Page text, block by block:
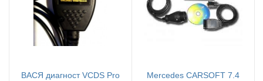
ВАСЯ диагност VCDS Pro
Mercedes CARSOFT 7.4